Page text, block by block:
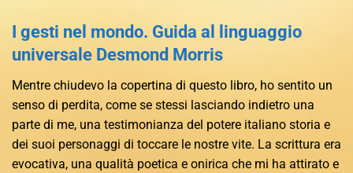
I gesti nel mondo. Guida al linguaggio
universale Desmond Morris
Mentre chiudevo la copertina di questo libro, ho sentito un
senso di perdita, come se stessi lasciando indietro una
parte di me, una testimonianza del potere italiano storia e
dei suoi personaggi di toccare le nostre vite. La scrittura era
evocativa, una qualità poetica e onirica che mi ha attirato e